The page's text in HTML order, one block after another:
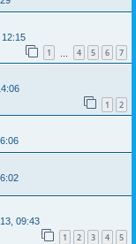
1 4 5 6 7
1 2
09:43
1 2 3 4 5